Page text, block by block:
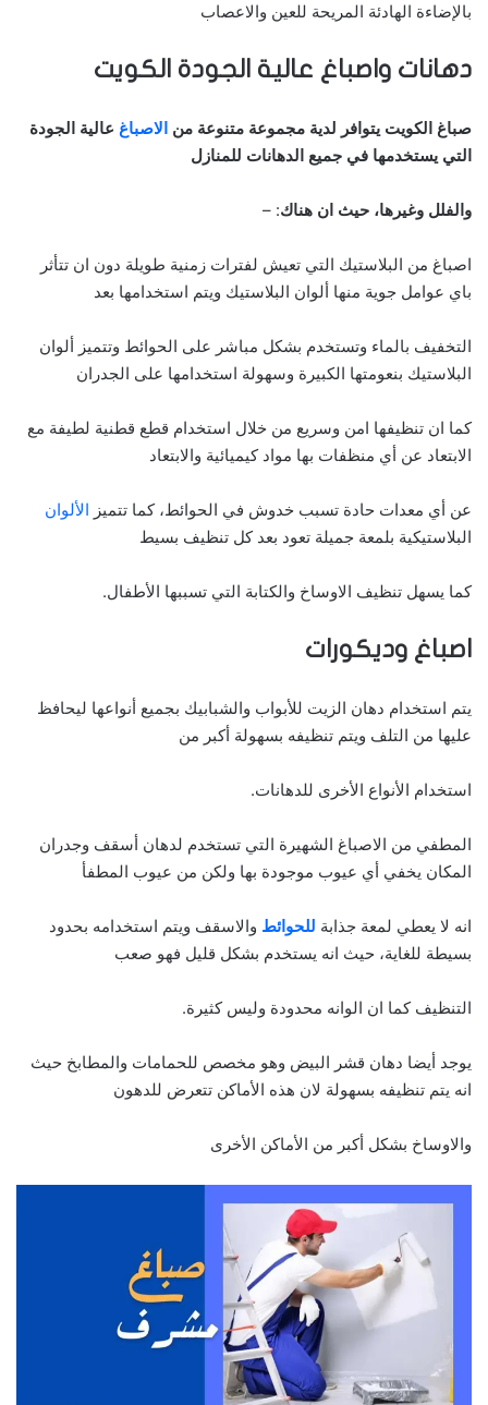
بالإضاءة الهادئة المريحة للعين والاعصاب
دهانات واصباغ عالية الجودة الكويت
صباغ الكويت يتوافر لدية مجموعة متنوعة من الاصباغ عالية الجودة
التي يستخدمها في جميع الدهانات للمنازل
والفلل وغيرها، حيث ان هناك: –
اصباغ من البلاستيك التي تعيش لفترات زمنية طويلة دون ان تتأثر
باي عوامل جوية منها ألوان البلاستيك ويتم استخدامها بعد
التخفيف بالماء وتستخدم بشكل مباشر على الحوائط وتتميز ألوان
البلاستيك بنعومتها الكبيرة وسهولة استخدامها على الجدران
كما ان تنظيفها امن وسريع من خلال استخدام قطع قطنية لطيفة مع
الابتعاد عن أي منظفات بها مواد كيميائية والابتعاد
عن أي معدات حادة تسبب خدوش في الحوائط، كما تتميز الألوان
البلاستيكية بلمعة جميلة تعود بعد كل تنظيف بسيط
كما يسهل تنظيف الاوساخ والكتابة التي تسببها الأطفال.
اصباغ وديكورات
يتم استخدام دهان الزيت للأبواب والشبابيك بجميع أنواعها ليحافظ
عليها من التلف ويتم تنظيفه بسهولة أكبر من
استخدام الأنواع الأخرى للدهانات.
المطفي من الاصباغ الشهيرة التي تستخدم لدهان أسقف وجدران
المكان يخفي أي عيوب موجودة بها ولكن من عيوب المطفأ
انه لا يعطي لمعة جذابة للحوائط والاسقف ويتم استخدامه بحدود
بسيطة للغاية، حيث انه يستخدم بشكل قليل فهو صعب
التنظيف كما ان الوانه محدودة وليس كثيرة.
يوجد أيضا دهان قشر البيض وهو مخصص للحمامات والمطابخ حيث
انه يتم تنظيفه بسهولة لان هذه الأماكن تتعرض للدهون
والاوساخ بشكل أكبر من الأماكن الأخرى